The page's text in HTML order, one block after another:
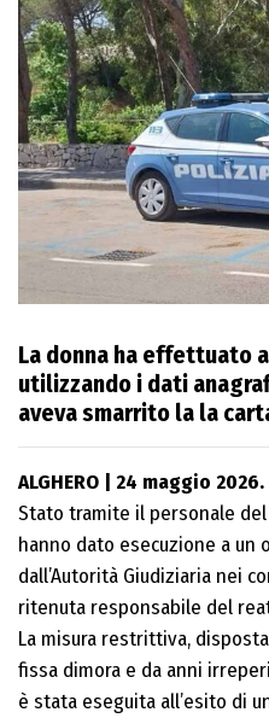
La donna ha effettuato
utilizzando i dati
aveva smarrito la la
ALGHERO | 24 maggio 2026.
Stato tramite il personale
hanno dato esecuzione a un
dall’Autorità Giudiziaria nei
ritenuta responsabile del
La misura restrittiva,
fissa dimora e da anni
è stata eseguita all’esito di